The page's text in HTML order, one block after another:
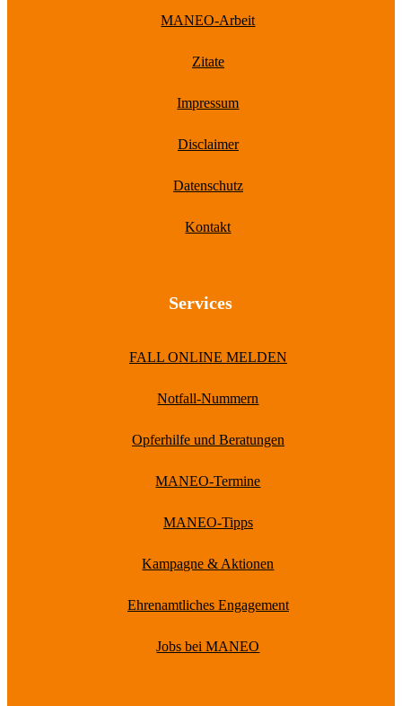
MANEO-Arbeit
Zitate
Impressum
Disclaimer
Datenschutz
Kontakt
Services
FALL ONLINE MELDEN
Notfall-Nummern
Opferhilfe und Beratungen
MANEO-Termine
MANEO-Tipps
Kampagne & Aktionen
Ehrenamtliches Engagement
Jobs bei MANEO